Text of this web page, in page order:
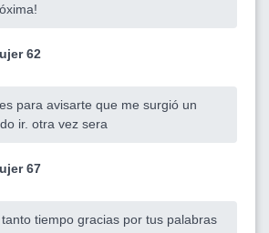
62
para avisarte que me surgió un
ir. otra vez sera
67
tiempo gracias por tus palabras